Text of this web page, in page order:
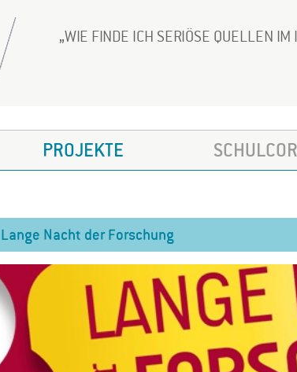
WIE FINDE ICH SERIÖSE QUELLEN IM
PROJEKTE
Lange Nacht der Forschung